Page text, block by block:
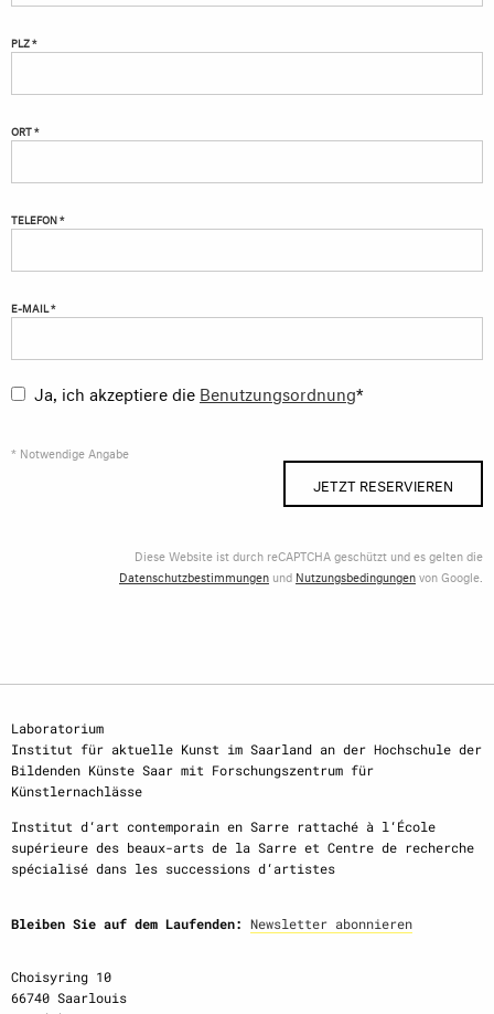
PLZ *
ORT *
TELEFON *
E-MAIL *
Ja, ich akzeptiere die Benutzungsordnung*
* Notwendige Angabe
JETZT RESERVIEREN
Diese Website ist durch reCAPTCHA geschützt und es gelten die
Datenschutzbestimmungen und Nutzungsbedingungenvon Google.
Laboratorium
Institut für aktuelle Kunst im Saarland an der Hochschule der
Bildenden Künste Saar mit Forschungszentrum für
Künstlernachlässe
Institut d‘art contemporain en Sarre rattaché à l‘École
supérieure des beaux-arts de la Sarre et Centre de recherche
spécialisé dans les successions d‘artistes
Bleiben Sie auf dem Laufenden: Newsletter abonnieren
Choisyring 10
66740 Saarlouis